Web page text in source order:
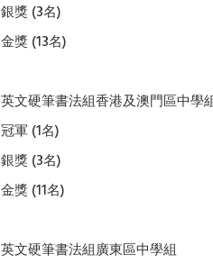
銀獎 (3名)
金獎 (13名)
英文硬筆書法組香港及澳門區中學
冠軍 (1名)
銀獎 (3名)
金獎 (11名)
英文硬筆書法組廣東區中學組